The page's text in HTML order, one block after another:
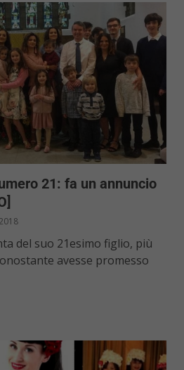
21: fa un annuncio
del suo 21esimo figlio, più
avesse promesso